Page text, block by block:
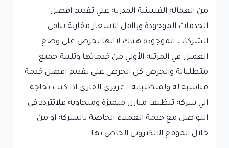
من العمالة الفلبينية المدربة علي تقديم افضل
الخدمات الموجودة وبااقل الاسعار مقارنة بباقي
الشركات الموجودة هناك لاانها تحرص علي وضع
العميل في المرتبة الأولي من خدماتها وتلبية جميع
متطلباتة والحرص كل الحرص علي تقديم افضل خدمة
مناسبة له ولمتطلباتة . عزيزي القاري اذا كنت بحاجة
الي شركة تنظيف منازل متميزة ومتجاوبة فلاتتردد في
التواصل مع خدمة العملاء الخاصة بالشركة او من
خلال الموقع الالكتروني الخاص بها .